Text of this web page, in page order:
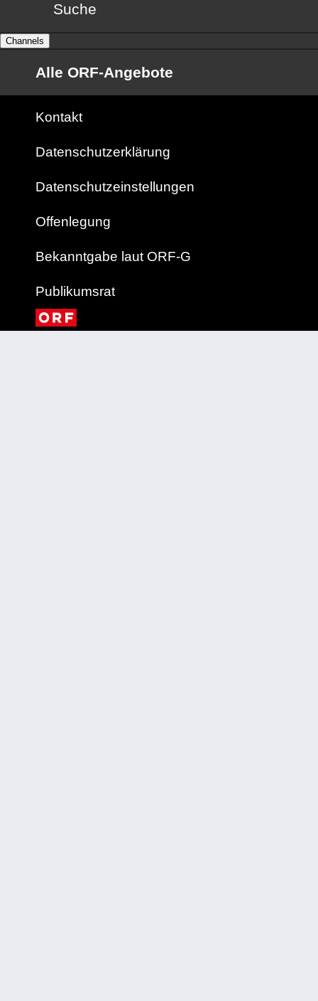
Suche
Channels
Alle ORF-Angebote
Kontakt
Datenschutzerklärung
Datenschutzeinstellungen
Offenlegung
Bekanntgabe laut ORF-G
Publikumsrat